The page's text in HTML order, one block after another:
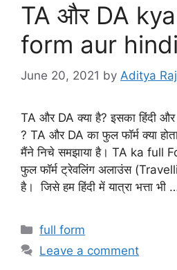
TA और DA
form aur
June 20, 2021 by Aditya
TA और DA क्या है? इसका हिंदी और
? TA और DA का फुल फॉर्म क्या
मैंने निचे समझाया है। TA ka full
फुल फॉर्म ट्रेवलिंग अलाउंस
है। जिसे हम हिंदी में यात्रा भत्ता भी
Categories
full form
Leave a comment